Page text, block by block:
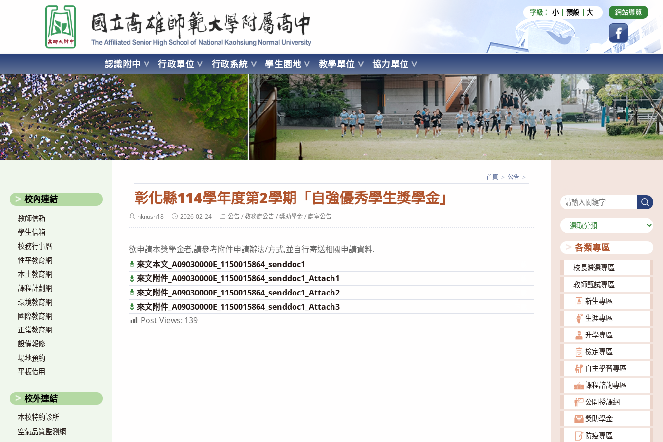
要
容
國立高雄師範大學附屬高級中學 Affiliated Senior High School of National Kaohsiung Normal University
字級： 小 預設 大
認識附中 行政單位 行政系統 學生園地 教學單位 協力單位
AFFILIATED SENIOR HIGH SCHOOL OF NATIONAL KAOHSIUNG NORMAL UNIVERSITY
彰化縣114學年度第2學期「自強優秀學生獎學金」
首頁 > 公告 >
Postnknush18
Post2026-02-24
Post公告 / 教務處公告 / 獎助學金 / 處室公告
欲申請本獎學金者,請參考附件申請辦法/方式,並自行寄送相關申請資料.
來文本文_A09030000E_1150015864_senddoc1
來文附件_A09030000E_1150015864_senddoc1_Attach1
來文附件_A09030000E_1150015864_senddoc1_Attach2
來文附件_A09030000E_1150015864_senddoc1_Attach3
Post Views: 139
校內連結
教師信箱
學生信箱
校務行事曆
性平教育網
本土教育網
課程計劃網
環境教育網
國際教育網
正常教育網
設備報修
場地預約
平板借用
校外連結
本校特約診所
空氣品質監測網
搜
尋
分
類
各類專區
校長遴選專區
教師甄試專區
新生專區
生涯專區
升學專區
檢定專區
自主學習專區
課程諮詢專區
公開授課網
獎助學金
防疫專區